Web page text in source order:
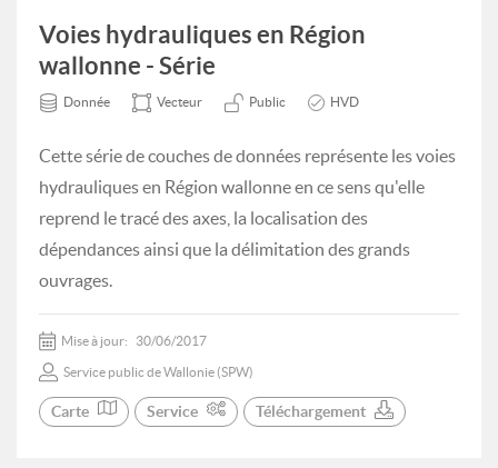
Voies hydrauliques en Région
wallonne - Série
Donnée Vecteur Public HVD
Cette série de couches de données représente les voies
hydrauliques en Région wallonne en ce sens qu'elle
reprend le tracé des axes, la localisation des
dépendances ainsi que la délimitation des grands
ouvrages.
Mise à jour: 30/06/2017
Service public de Wallonie (SPW)
Carte Service Téléchargement